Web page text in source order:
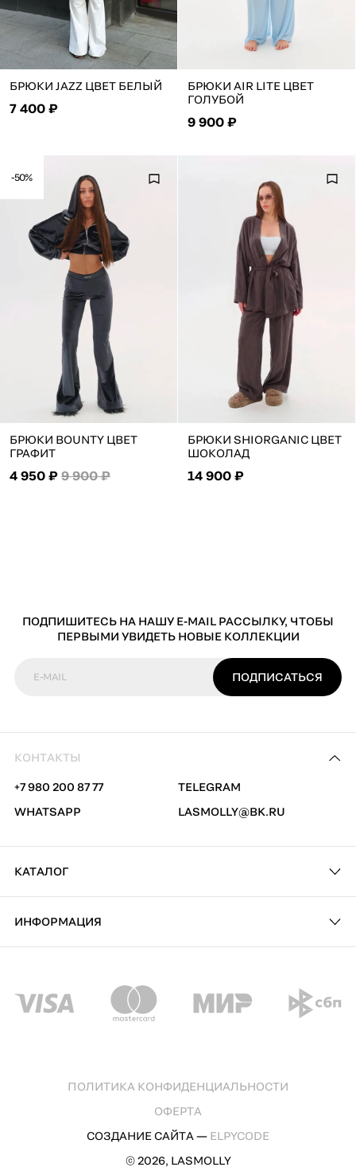
БРЮКИ JAZZ ЦВЕТ БЕЛЫЙ
7 400 ₽
БРЮКИ AIR LITE ЦВЕТ
ГОЛУБОЙ
9 900 ₽
-50%
БРЮКИ BOUNTY ЦВЕТ
ГРАФИТ
4 950 ₽ 9 900 ₽
БРЮКИ SHIORGANIC ЦВЕТ
ШОКОЛАД
14 900 ₽
ПОДПИШИТЕСЬ НА НАШУ E-MAIL РАССЫЛКУ, ЧТОБЫ
ПЕРВЫМИ УВИДЕТЬ НОВЫЕ КОЛЛЕКЦИИ
E-MAIL ПОДПИСАТЬСЯ
КОНТАКТЫ
+7 980 200 87 77
TELEGRAM
WHATSAPP
LASMOLLY@BK.RU
КАТАЛОГ
ИНФОРМАЦИЯ
© 2026, LASMOLLY
ПОЛИТИКА КОНФИДЕНЦИАЛЬНОСТИ
ОФЕРТА
СОЗДАНИЕ САЙТА — ELPYCODE